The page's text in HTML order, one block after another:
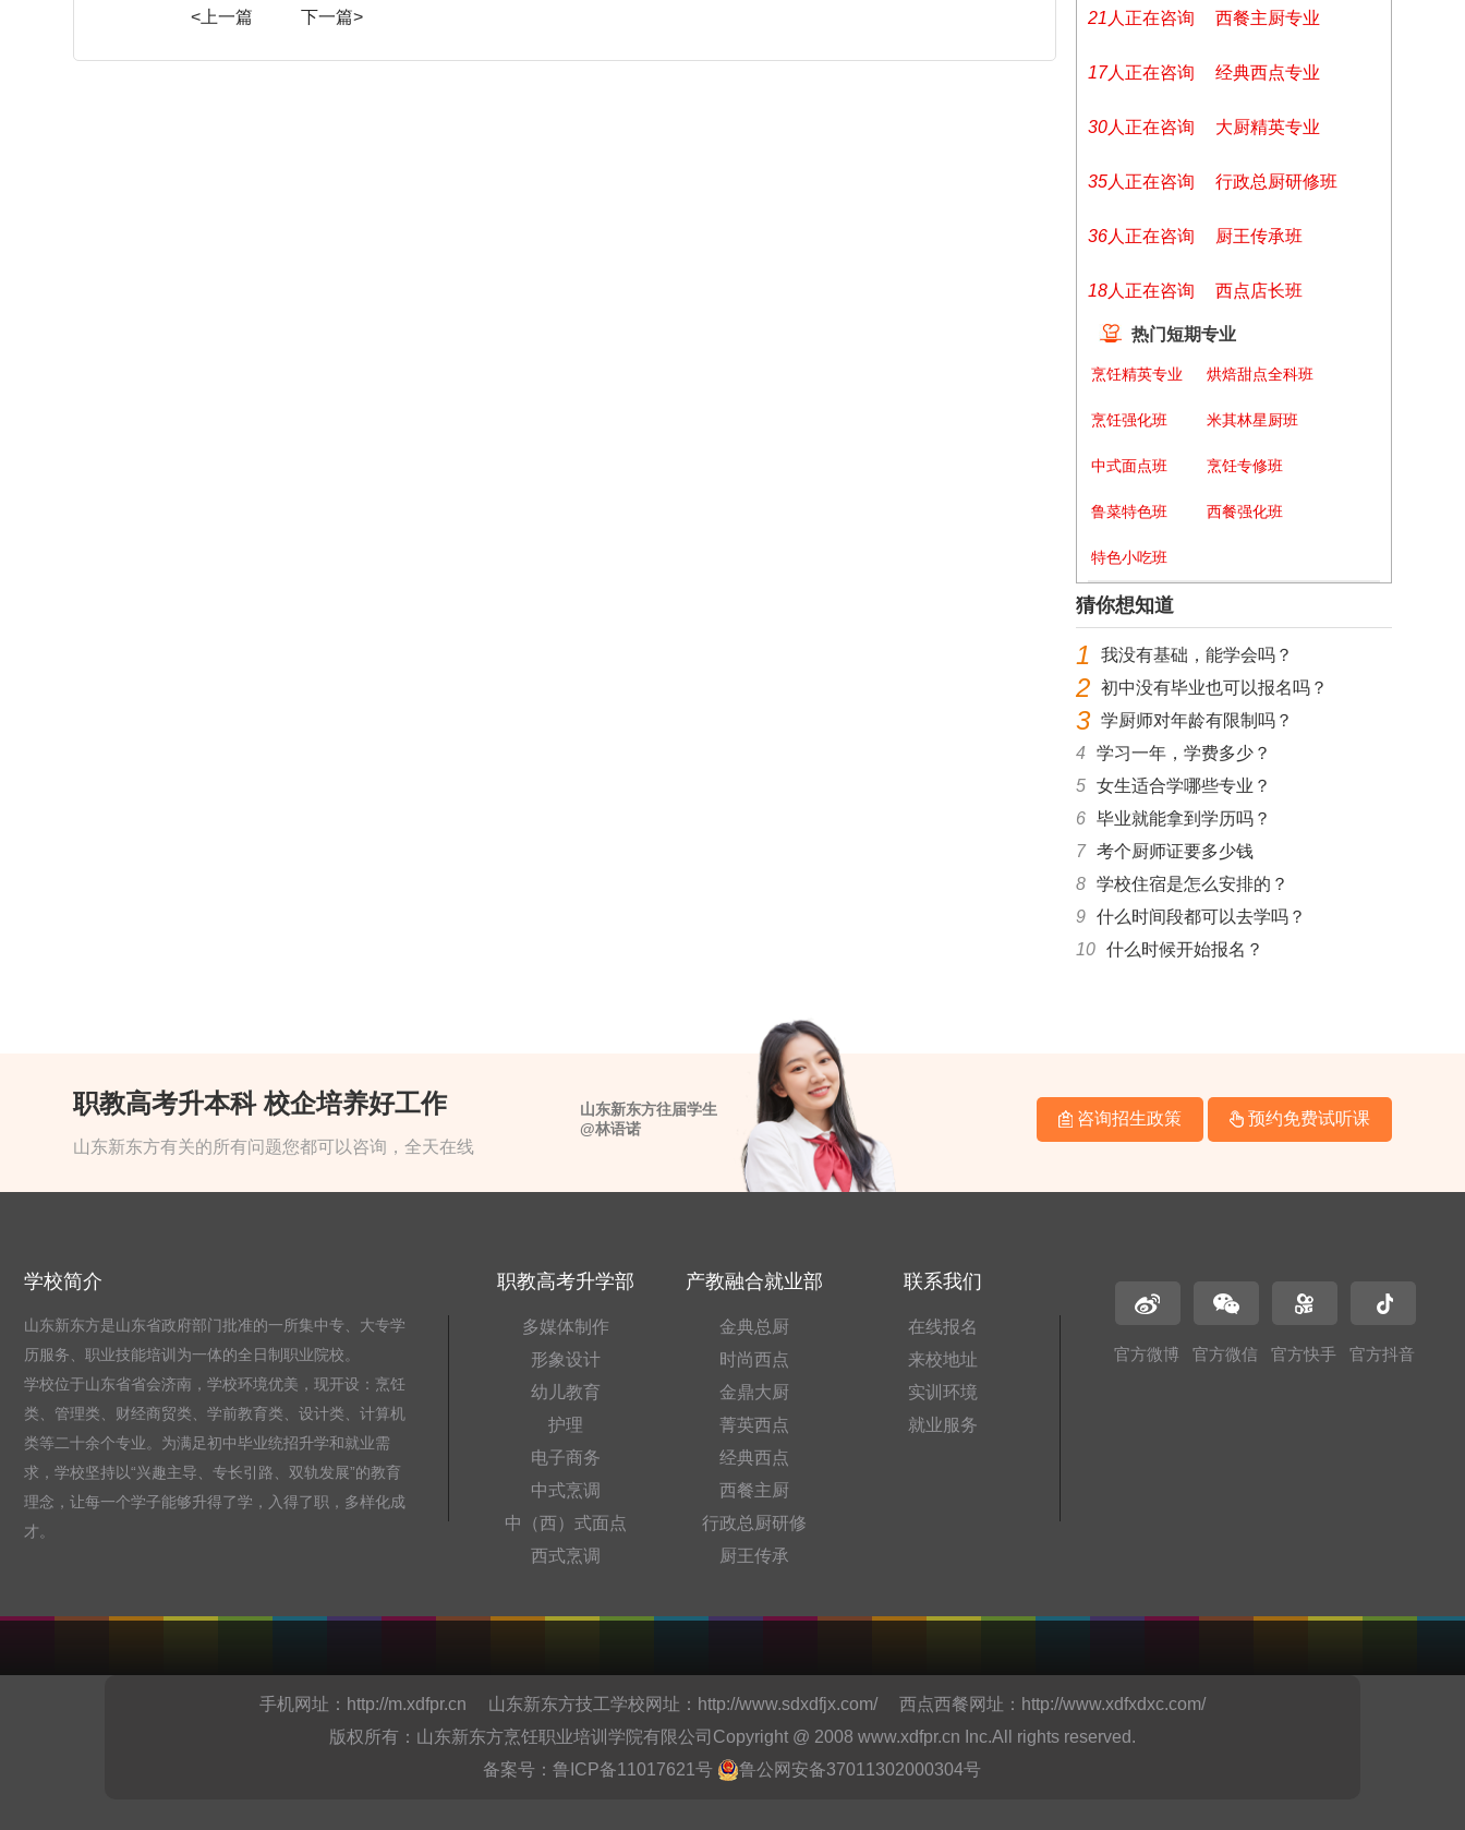
<上一篇 下一篇> 45 人正在咨询 西餐主厨专业
12人正在咨询 经典西点专业
30人正在咨询 大厨精英专业
41人正在咨询 行政总厨研修班
12人正在咨询 厨王传承班
31人正在咨询 西点店长班
热门短期专业
烹饪精英专业
烹饪强化班
中式面点班
鲁菜特色班
特色小吃班
烘焙甜点全科班
米其林星厨班
烹饪专修班
西餐强化班
猜你想知道
1 我没有基础，能学会吗？
2 初中没有毕业也可以报名吗？
3 学厨师对年龄有限制吗？
4
学习一年，学费多少？
5 女生适合学哪些专业？
6 毕业就能拿到学历吗？
7 考个厨师证要多少钱
8 学校住宿是怎么安排的？
9 什么时间段都可以去学吗？
10 什么时候开始报名？
职教高考升本科 校企培养好工作
山东新东方有关的所有问题您都可以咨询，全天在线
咨询招生政策 预约免费试听课
山东新东方往届学生
@林语诺
学校简介
山东新东方是山东省政府部门批准的一所集中专、大专学
历服务、职业技能培训为一体的全日制职业院校。
学校位于山东省省会济南，学校环境优美，现开设：烹饪
类、管理类、财经商贸类、学前教育类、设计类、计算机
类等二十余个专业。为满足初中毕业统招升学和就业需
求，学校坚持以“兴趣主导、专长引路、双轨发展”的教育
理念，让每一个学子能够升得了学，入得了职，多样化成
才。
职教高考升学部
多媒体制作
形象设计
幼儿教育
护理
电子商务
中式烹调
中（西）式面点
西式烹调
产教融合就业部
金典总厨
时尚西点
金鼎大厨
菁英西点
经典西点
西餐主厨
行政总厨研修
厨王传承
联系我们
在线报名
来校地址
实训环境
就业服务
官方微博 官方微信 官方快手 官方抖音
手机网址： http://m.xdfpr.cn 山东新东方技工学校网址： http://www.sdxdfjx.com/西点西餐网址： http://www.xdfxdxc.com/
版权所有：山东新东方烹饪职业培训学院有限公司Copyright @ 2008 www.xdfpr.cn Inc.All rights reserved.
备案号：鲁ICP备11017621号 鲁公网安备37011302000304号